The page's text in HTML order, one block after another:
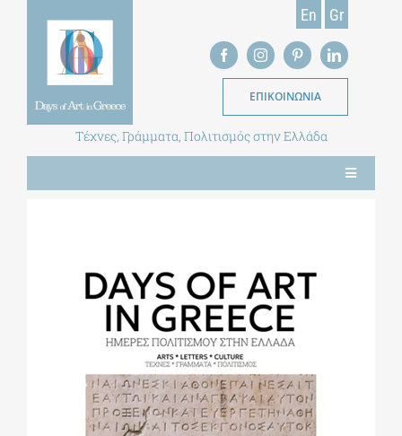
En Gr
ΕΠΙΚΟΙΝΩΝΙΑ
Τέχνες, Γράμματα, Πολιτισμός στην Ελλάδα
Toggle
Navigation
ΕΝΤΥΠΗ ΕΚΔΟΣΗ
ΜΕΤΑΠΤΥΧΙΑΚΑ